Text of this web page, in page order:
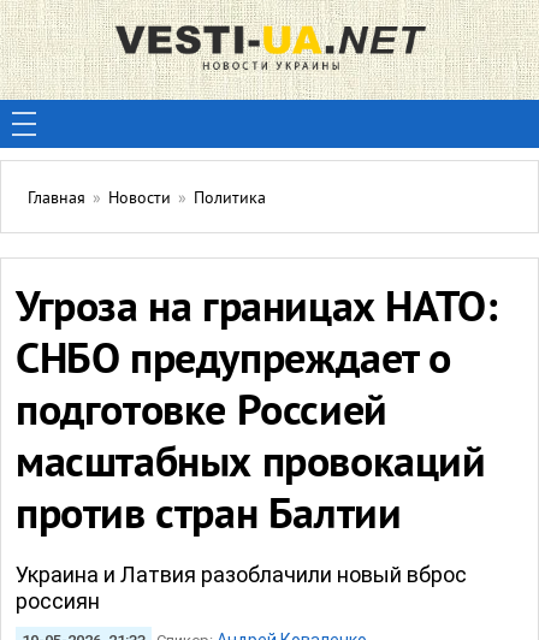
Главная » Новости » Политика
Угроза на границах НАТО:
СНБО предупреждает о
подготовке Россией
масштабных провокаций
против стран Балтии
Украина и Латвия разоблачили новый вброс
россиян